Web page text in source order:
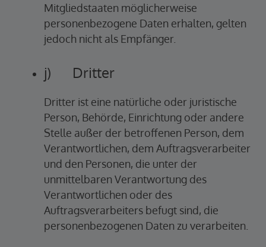
Mitgliedstaaten möglicherweise
personenbezogene Daten erhalten, gelten
jedoch nicht als Empfänger.
j) Dritter
Dritter ist eine natürliche oder juristische
Person, Behörde, Einrichtung oder andere
Stelle außer der betroffenen Person, dem
Verantwortlichen, dem Auftragsverarbeiter
und den Personen, die unter der
unmittelbaren Verantwortung des
Verantwortlichen oder des
Auftragsverarbeiters befugt sind, die
personenbezogenen Daten zu verarbeiten.